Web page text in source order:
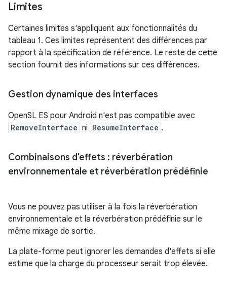
Limites
Certaines limites s'appliquent aux fonctionnalités du
tableau 1. Ces limites représentent des différences par
rapport à la spécification de référence. Le reste de cette
section fournit des informations sur ces différences.
Gestion dynamique des interfaces
OpenSL ES pour Android n'est pas compatible avec
RemoveInterface ni ResumeInterface .
Combinaisons d'effets : réverbération
environnementale et réverbération prédéfinie
Vous ne pouvez pas utiliser à la fois la réverbération
environnementale et la réverbération prédéfinie sur le
même mixage de sortie.
La plate-forme peut ignorer les demandes d'effets si elle
estime que la charge du processeur serait trop élevée.